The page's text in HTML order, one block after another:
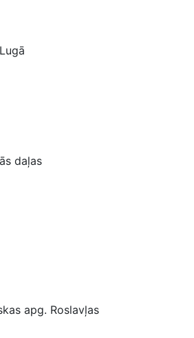
daļas
apg. Roslavļas